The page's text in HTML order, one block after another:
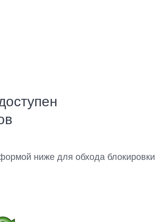
ниже для обхода блокировки